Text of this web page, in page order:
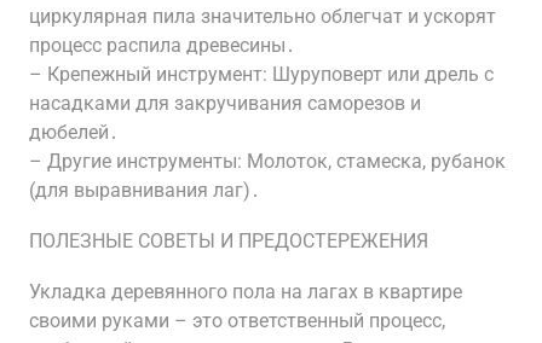
циркулярная пила значительно облегчат и ускорят
процесс распила древесины․
– Крепежный инструмент: Шуруповерт или дрель с
насадками для закручивания саморезов и
дюбелей․
– Другие инструменты: Молоток, стамеска, рубанок
(для выравнивания лаг)․
ПОЛЕЗНЫЕ СОВЕТЫ И ПРЕДОСТЕРЕЖЕНИЯ
Укладка деревянного пола на лагах в квартире
своими руками – это ответственный процесс,